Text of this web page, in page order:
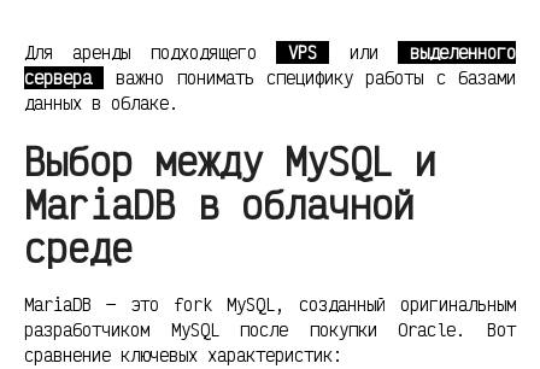
Для аренды подходящего VPS или
выделенного
сервера
важно понимать специфику работы с базами
данных в облаке.
Выбор между MySQL и
MariaDB в облачной
среде
MariaDB — это fork MySQL, созданный оригинальным
разработчиком MySQL после покупки Oracle. Вот
сравнение ключевых характеристик: